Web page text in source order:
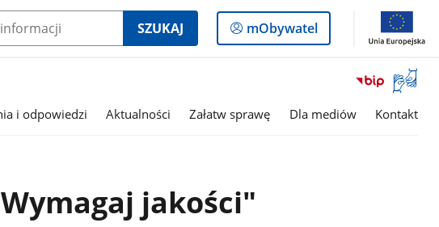
SZUKAJ
Logowanie
do
mObywatel
Otwórz
okno
z
i odpowiedzi Aktualności Załatw sprawę Dla mediów Kontakt
jakości"